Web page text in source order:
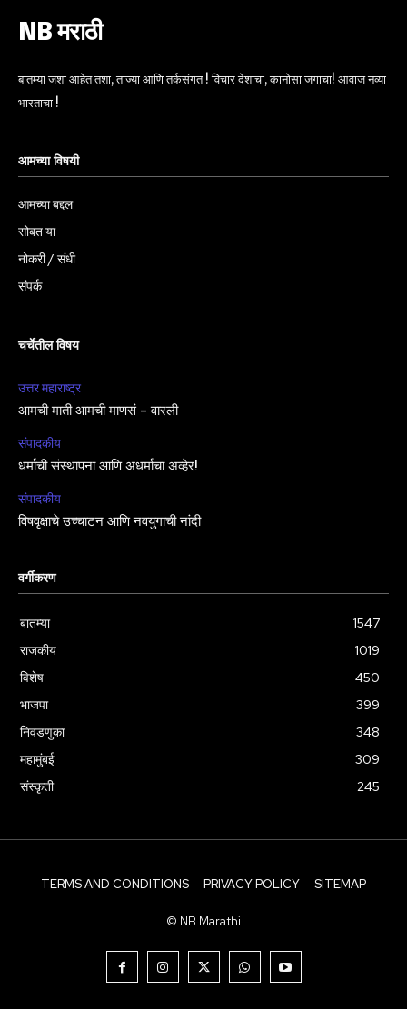
NB मराठी
बातम्या जशा आहेत तशा, ताज्या आणि तर्कसंगत ! विचार देशाचा, कानोसा जगाचा! आवाज नव्या
भारताचा !
आमच्या विषयी
आमच्या बद्दल
सोबत या
नोकरी / संधी
संपर्क
चर्चेतील विषय
उत्तर महाराष्ट्र
आमची माती आमची माणसं – वारली
संपादकीय
धर्माची संस्थापना आणि अधर्माचा अव्हेर!
संपादकीय
विषवृक्षाचे उच्चाटन आणि नवयुगाची नांदी
वर्गीकरण
बातम्या
1547
राजकीय
1019
विशेष
450
भाजपा
399
निवडणुका
348
महामुंबई
309
संस्कृती
245
TERMS AND CONDITIONS PRIVACY POLICY SITEMAP
© NB Marathi